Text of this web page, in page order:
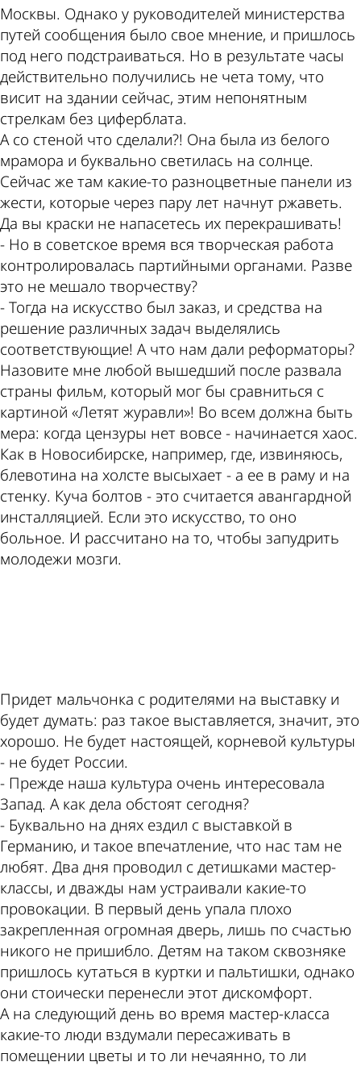
Москвы. Однако у руководителей министерства
путей сообщения было свое мнение, и пришлось
под него подстраиваться. Но в результате часы
действительно получились не чета тому, что
висит на здании сейчас, этим непонятным
стрелкам без циферблата.
А со стеной что сделали?! Она была из белого
мрамора и буквально светилась на солнце.
Сейчас же там какие-то разноцветные панели из
жести, которые через пару лет начнут ржаветь.
Да вы краски не напасетесь их перекрашивать!
- Но в советское время вся творческая работа
контролировалась партийными органами. Разве
это не мешало творчеству?
- Тогда на искусство был заказ, и средства на
решение различных задач выделялись
соответствующие! А что нам дали реформаторы?
Назовите мне любой вышедший после развала
страны фильм, который мог бы сравниться с
картиной «Летят журавли»! Во всем должна быть
мера: когда цензуры нет вовсе - начинается хаос.
Как в Новосибирске, например, где, извиняюсь,
блевотина на холсте высыхает - а ее в раму и на
стенку. Куча болтов - это считается авангардной
инсталляцией. Если это искусство, то оно
больное. И рассчитано на то, чтобы запудрить
молодежи мозги.
Придет мальчонка с родителями на выставку и
будет думать: раз такое выставляется, значит, это
хорошо. Не будет настоящей, корневой культуры
- не будет России.
- Прежде наша культура очень интересовала
Запад. А как дела обстоят сегодня?
- Буквально на днях ездил с выставкой в
Германию, и такое впечатление, что нас там не
любят. Два дня проводил с детишками мастер-
классы, и дважды нам устраивали какие-то
провокации. В первый день упала плохо
закрепленная огромная дверь, лишь по счастью
никого не пришибло. Детям на таком сквозняке
пришлось кутаться в куртки и пальтишки, однако
они стоически перенесли этот дискомфорт.
А на следующий день во время мастер-класса
какие-то люди вздумали пересаживать в
помещении цветы и то ли нечаянно, то ли